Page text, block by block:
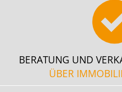
BERATUNG UND
ÜBER